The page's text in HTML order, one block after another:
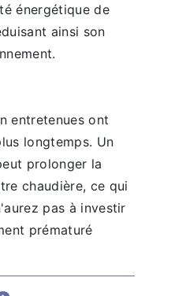
énergétique de
ainsi son
entretenues ont
longtemps. Un
prolonger la
chaudière, ce qui
pas à investir
prématuré